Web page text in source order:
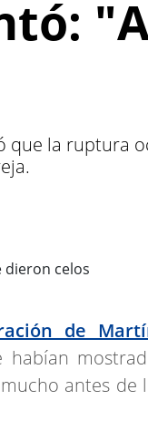
la ruptura
de
habían
antes de